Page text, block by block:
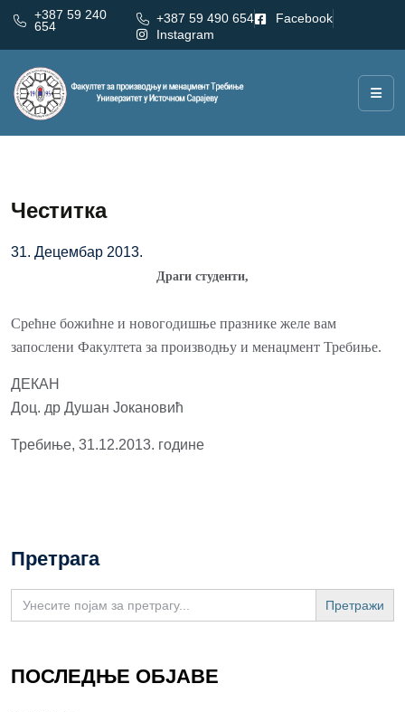
+387 59 240
654
+387 59 490 654
Facebook
Instagram
Честитка
31. Децембар 2013.
Драги студенти,
Срећне божићне и новогодишње празнике желе вам
запослени Факултета за производњу и менаџмент Требиње.
ДЕКАН
Доц. др Душан Јокановић
Требиње, 31.12.2013. године
Претрага
Search
for:
ПОСЛЕДЊЕ ОБЈАВЕ